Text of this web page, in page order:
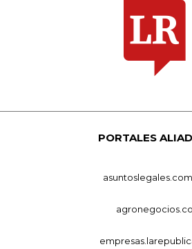
PORTALES
agronegocios.co